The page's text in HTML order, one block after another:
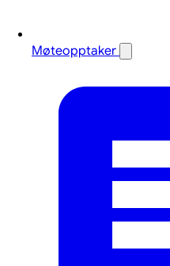
Møteopptaker